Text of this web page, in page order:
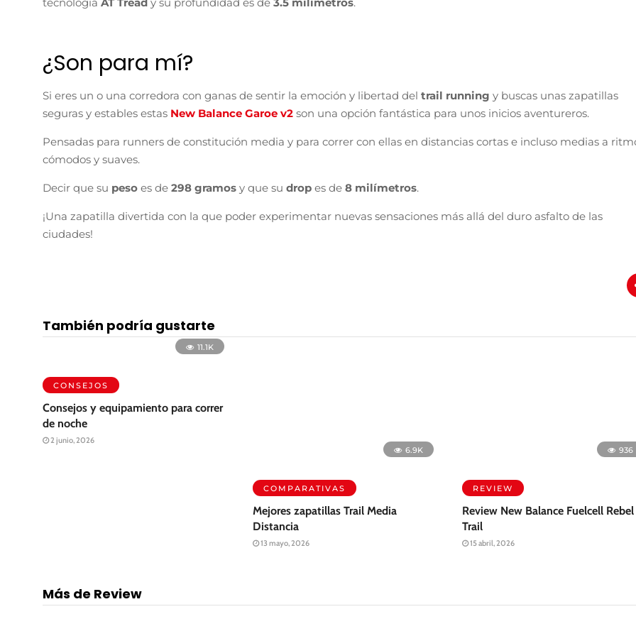
¿Son para mí?
Si eres un o una corredora con ganas de sentir la emoción y libertad del trail running y buscas unas zapatillas
seguras y estables estas New Balance Garoe v2 son una opción fantástica para unos inicios aventureros.
Pensadas para runners de constitución media y para correr con ellas en distancias cortas e incluso medias a
cómodos y suaves.
Decir que su peso es de 298 gramos y que su drop es de 8 milímetros.
¡Una zapatilla divertida con la que poder experimentar nuevas sensaciones más allá del duro asfalto de las
ciudades!
También podría gustarte
11.1K
CONSEJOS
Consejos y equipamiento para correr
de noche
2 junio, 2026
936
REVIEW
Review New Balance Fuelcell Rebel
Trail
15 abril, 2026
Más de Review